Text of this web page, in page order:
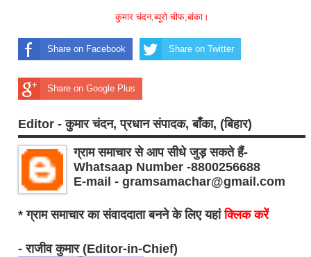
कुमार चंदन,ब्यूरो चीफ,बांका।
Share on Facebook Share on Twitter
Share on Google Plus
Editor - कुमार चंदन, प्रधान संपादक, बाँका, (बिहार)
ग्राम समाचार से आप सीधे जुड़ सकते हैं-
Whatsaap Number -8800256688
E-mail - gramsamachar@gmail.com
* ग्राम समाचार का संवाददाता बनने के लिए यहांक्लिक करें
- राजीव कुमार (Editor-in-Chief)